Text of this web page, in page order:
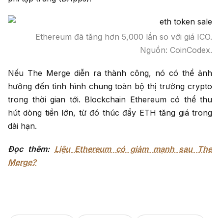
Ethereum đã tăng hơn 5,000 lần so với giá ICO.
Nguồn: CoinCodex.
Nếu The Merge diễn ra thành công, nó có thể ảnh
hưởng đến tình hình chung toàn bộ thị trường crypto
trong thời gian tới. Blockchain Ethereum có thể thu
hút dòng tiền lớn, từ đó thúc đẩy ETH tăng giá trong
dài hạn.
Đọc thêm: Liệu Ethereum có giảm mạnh sau The
Merge?